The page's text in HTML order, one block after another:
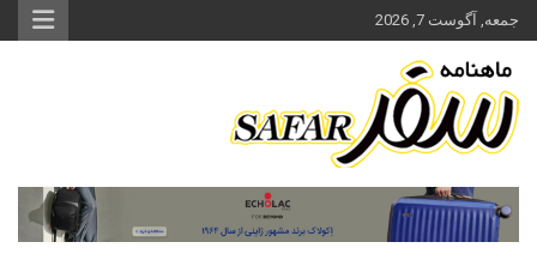
محتوا
بروید
جمعه, آگوست 7, 2026
سفر آنلاین